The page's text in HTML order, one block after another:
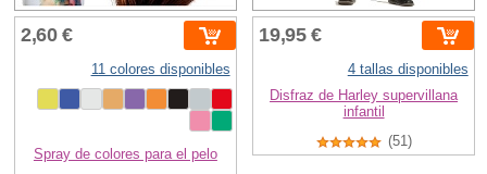
2,60 €
11 colores disponibles
Spray de colores para el pelo
19,95 €
4 tallas disponibles
Disfraz de Harley supervillana
infantil
(51)